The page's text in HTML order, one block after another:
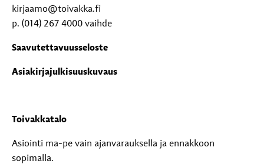
kirjaamo@toivakka.fi
p. (014) 267 4000 vaihde
Saavutettavuusseloste
Asiakirjajulkisuuskuvaus
Toivakkatalo
Asiointi ma-pe vain ajanvarauksella ja ennakkoon
sopimalla.